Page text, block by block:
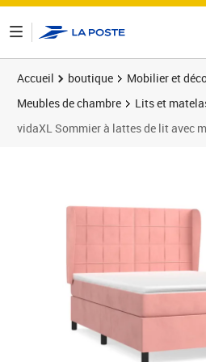
Accueil boutique
Mobilier et
Meubles de chambre
Lits et
vidaXL Sommier à lattes de lit avec